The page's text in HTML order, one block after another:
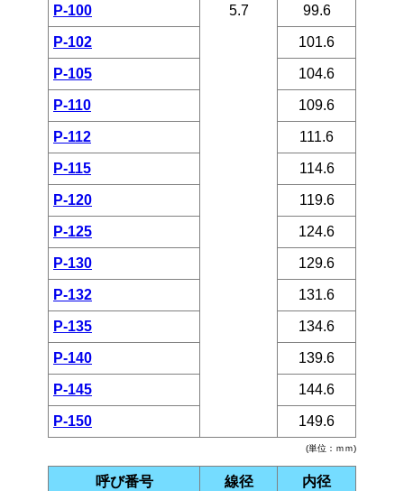
(単位：ｍｍ)
5.7
P-100 99.6
P-102 101.6
P-105 104.6
P-110 109.6
P-112 111.6
P-115 114.6
P-120 119.6
P-125 124.6
P-130 129.6
P-132 131.6
P-135 134.6
P-140 139.6
P-145 144.6
P-150 149.6
呼び番号 線径 内径